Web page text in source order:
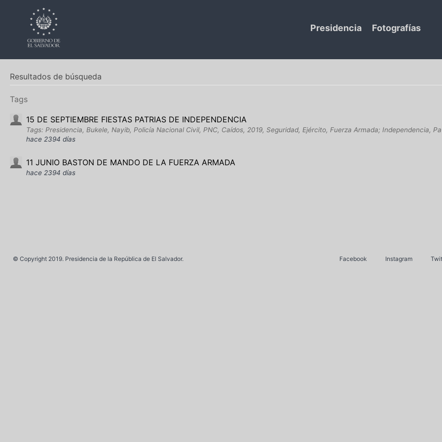
Presidencia Fotografías
Resultados de búsqueda
Tags
15 DE SEPTIEMBRE FIESTAS PATRIAS DE INDEPENDENCIA
Tags: Presidencia, Bukele, Nayib, Policía Nacional Civil, PNC, Caídos, 2019, Seguridad, Ejército, Fuerza Armada; Independencia,
hace 2394 días
11 JUNIO BASTON DE MANDO DE LA FUERZA ARMADA
hace 2394 días
© Copyright 2019. Presidencia de la República de El Salvador. Facebook Instagram